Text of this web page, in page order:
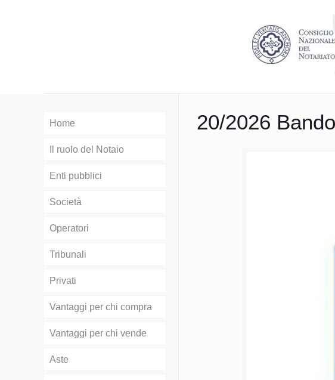
20/2026
Home
Il ruolo del Notaio
Enti pubblici
Società
Operatori
Tribunali
Privati
Vantaggi per chi compra
Vantaggi per chi vende
Aste